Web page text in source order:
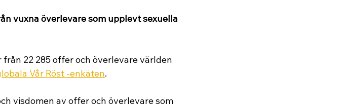
vuxna överlevare som upplevt sexuella
22 285 offer och överlevare världen
Vår Röst -enkäten.
visdomen av offer och överlevare som